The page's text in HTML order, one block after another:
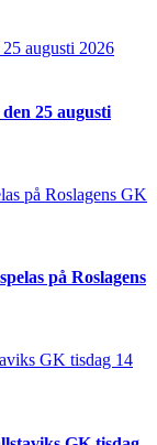
augusti 2026
25 augusti
på Roslagens GK
på Roslagens
GK tisdag 14